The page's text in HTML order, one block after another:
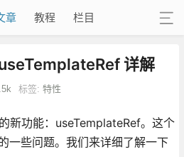
章 教程 栏目
详解
标签: 特性
新功能：useTemplateRef。这个
一些问题。我们来详细了解一下